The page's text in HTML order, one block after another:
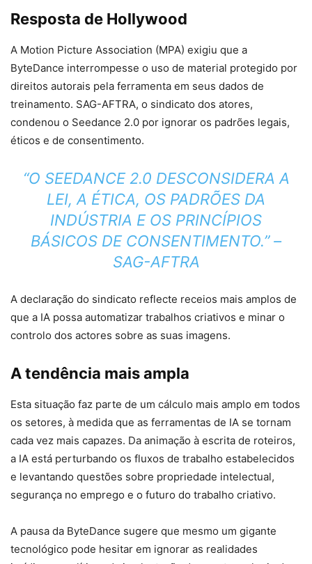
Resposta de Hollywood
A Motion Picture Association (MPA) exigiu que a
ByteDance interrompesse o uso de material protegido por
direitos autorais pela ferramenta em seus dados de
treinamento. SAG-AFTRA, o sindicato dos atores,
condenou o Seedance 2.0 por ignorar os padrões legais,
éticos e de consentimento.
“O SEEDANCE 2.0 DESCONSIDERA A
LEI, A ÉTICA, OS PADRÕES DA
INDÚSTRIA E OS PRINCÍPIOS
BÁSICOS DE CONSENTIMENTO.” –
SAG-AFTRA
A declaração do sindicato reflecte receios mais amplos de
que a IA possa automatizar trabalhos criativos e minar o
controlo dos actores sobre as suas imagens.
A tendência mais ampla
Esta situação faz parte de um cálculo mais amplo em todos
os setores, à medida que as ferramentas de IA se tornam
cada vez mais capazes. Da animação à escrita de roteiros,
a IA está perturbando os fluxos de trabalho estabelecidos
e levantando questões sobre propriedade intelectual,
segurança no emprego e o futuro do trabalho criativo.
A pausa da ByteDance sugere que mesmo um gigante
tecnológico pode hesitar em ignorar as realidades